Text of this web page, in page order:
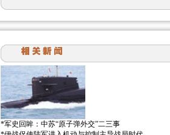
*军史回眸：中苏“原子弹外交”二三事